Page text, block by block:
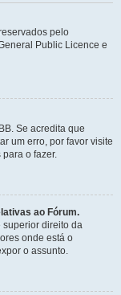
pelo
Public Licence e
Se acredita que
um erro, por favor visite
o fazer.
ao Fórum.
superior direito da
onde está o
o assunto.